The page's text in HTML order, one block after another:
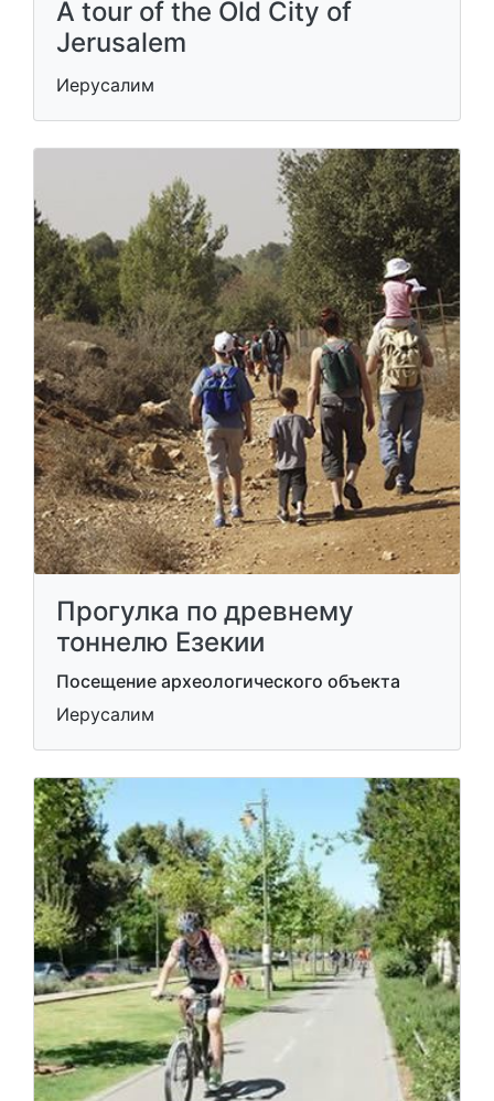
A tour of the Old City of
Jerusalem
Иерусалим
Прогулка по древнему
тоннелю Езекии
Посещение археологического объекта
Иерусалим